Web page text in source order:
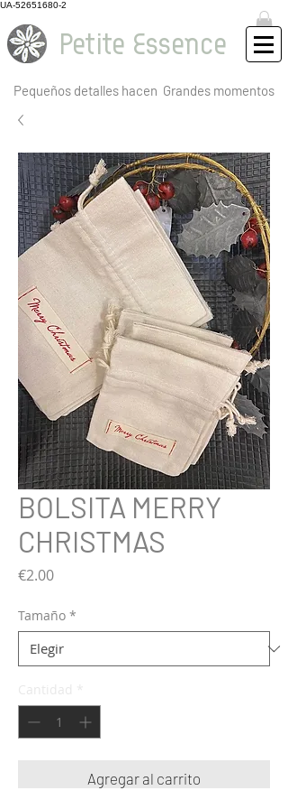
UA-52651680-2
Petite Essence
Pequeños detalles hacen Grandes momentos
BOLSITA MERRY
CHRISTMAS
€2.00Precio
Tamaño *
Agregar al carrito